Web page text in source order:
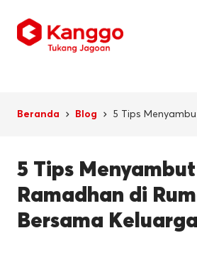
Beranda Blog
5 Tips
5 Tips
Ramadhan di
Bersama Keluarga